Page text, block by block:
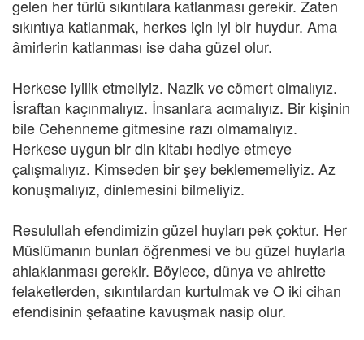
gelen her türlü sıkıntılara katlanması gerekir. Zaten
sıkıntıya katlanmak, herkes için iyi bir huydur. Ama
âmirlerin katlanması ise daha güzel olur.
Herkese iyilik etmeliyiz. Nazik ve cömert olmalıyız.
İsraftan kaçınmalıyız. İnsanlara acımalıyız. Bir kişinin
bile Cehenneme gitmesine razı olmamalıyız.
Herkese uygun bir din kitabı hediye etmeye
çalışmalıyız. Kimseden bir şey beklememeliyiz. Az
konuşmalıyız, dinlemesini bilmeliyiz.
Resulullah efendimizin güzel huyları pek çoktur. Her
Müslümanın bunları öğrenmesi ve bu güzel huylarla
ahlaklanması gerekir. Böylece, dünya ve ahirette
felaketlerden, sıkıntılardan kurtulmak ve O iki cihan
efendisinin şefaatine kavuşmak nasip olur.